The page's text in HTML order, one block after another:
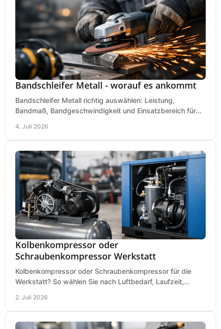
Bandschleifer Metall - worauf es ankommt
Bandschleifer Metall richtig auswählen: Leistung,
Bandmaß, Bandgeschwindigkeit und Einsatzbereich für
4. Juli 2026
Kolbenkompressor oder
Schraubenkompressor Werkstatt
Kolbenkompressor oder Schraubenkompressor für die
Werkstatt? So wählen Sie nach Luftbedarf, Laufzeit,
2. Juli 2026